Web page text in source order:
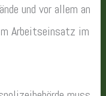
und vor allem an
Arbeitseinsatz im